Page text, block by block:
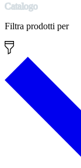
Catalogo
Filtra prodotti per